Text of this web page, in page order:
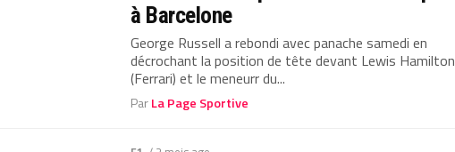
à Barcelone
George Russell a rebondi avec panache samedi en
décrochant la position de tête devant Lewis Hamilton
(Ferrari) et le meneurr du...
ParLa Page Sportive